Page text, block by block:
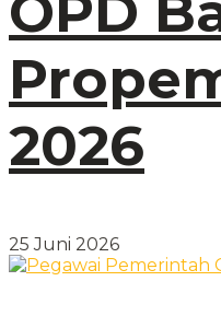
2026
25 Juni 2026